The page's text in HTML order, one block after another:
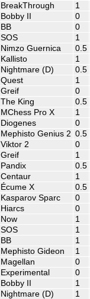
BreakThrough
1
Bobby II
0
BB
0
SOS
1
Nimzo Guernica
0.5
Kallisto
1
Nightmare (D)
0.5
Quest
1
Greif
0
The King
0.5
MChess Pro X
1
Diogenes
0
Mephisto Genius 2 0.5
Viktor 2
0
Greif
1
Pandix
0.5
Centaur
1
Écume X
0.5
Kasparov Sparc
0
Hiarcs
0
Now
1
SOS
1
BB
1
Mephisto Gideon
1
Magellan
0
Experimental
0
Bobby II
1
Nightmare (D)
1